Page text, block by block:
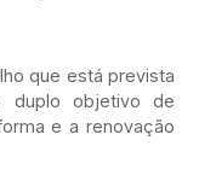
que está prevista
duplo objetivo de
e a renovação